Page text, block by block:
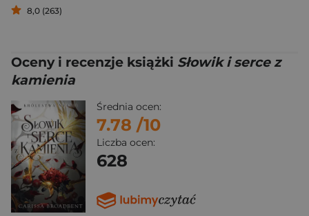
8,0 (263)
Oceny i recenzje książki Słowik i serce z
kamienia
Średnia ocen:
7.78 /10
Liczba ocen:
628